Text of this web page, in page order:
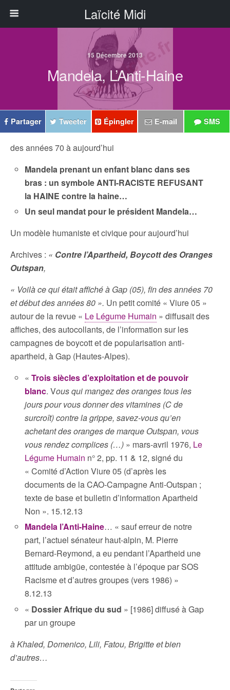
Laïcité Midi
15 Décembre 2013
Mandela, L’Anti-Haine
Partager Tweeter Épingler E-mail SMS
des années 70 à aujourd’hui
Mandela prenant un enfant blanc dans ses
bras : un symbole ANTI-RACISTE REFUSANT
la HAINE contre la haine…
Un seul mandat pour le président Mandela…
Un modèle humaniste et civique pour aujourd’hui
Archives : « Contre l’Apartheid, Boycott des Oranges
Outspan,
« Voilà ce qui était affiché à Gap (05), fin des années 70
et début des années 80 ». Un petit comité « Viure 05 »
autour de la revue « Le Légume Humain » diffusait des
affiches, des autocollants, de l’information sur les
campagnes de boycott et de popularisation anti-
apartheid, à Gap (Hautes-Alpes).
«Trois siècles d’exploitation et de pouvoir
blanc. Vous qui mangez des oranges tous les
jours pour vous donner des vitamines (C de
surcroît) contre la grippe, savez-vous qu’en
achetant des oranges de marque Outspan, vous
vous rendez complices (…) » mars-avril 1976, Le
Légume Humain n° 2, pp. 11 & 12, signé du
« Comité d’Action Viure 05 (d’après les
documents de la CAO-Campagne Anti-Outspan ;
texte de base et bulletin d’information Apartheid
Non ». 15.12.13
Mandela l’Anti-Haine… « sauf erreur de notre
part, l’actuel sénateur haut-alpin, M. Pierre
Bernard-Reymond, a eu pendant l’Apartheid une
attitude ambigüe, contestée à l’époque par SOS
Racisme et d’autres groupes (vers 1986) »
8.12.13
« Dossier Afrique du sud » [1986] diffusé à Gap
par un groupe
à Khaled, Domenico, Lili, Fatou, Brigitte et bien
d’autres…